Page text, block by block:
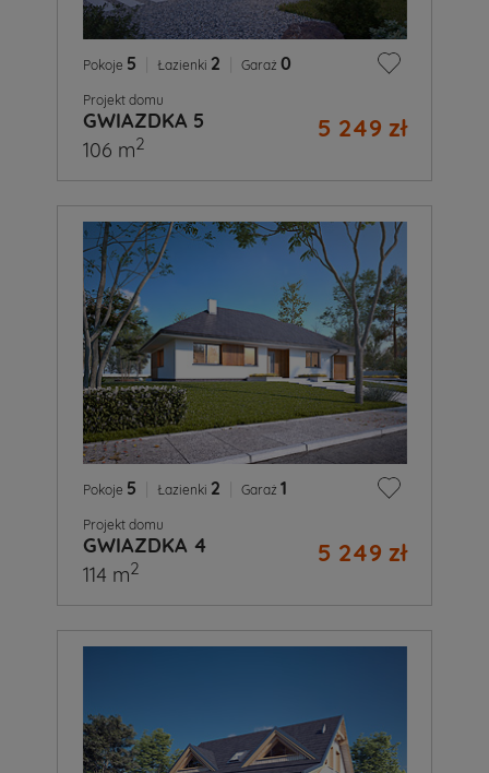
Pokoje 5 Łazienki 2 Garaż 0
Projekt domu
GWIAZDKA 5 5 249 zł
106 m2
Pokoje 5 Łazienki 2 Garaż 1
Projekt domu
GWIAZDKA 4 5 249 zł
114 m2